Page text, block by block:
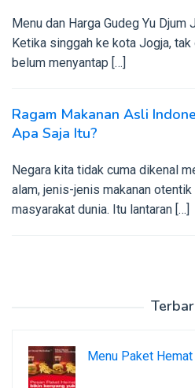
Menu dan Harga Gudeg Yu Djum
Ketika singgah ke kota Jogja,
belum menyantap […]
Ragam Makanan Asli
Apa Saja Itu?
Negara kita tidak cuma dikenal
alam, jenis-jenis makanan
masyarakat dunia. Itu lantaran […]
Menu Paket